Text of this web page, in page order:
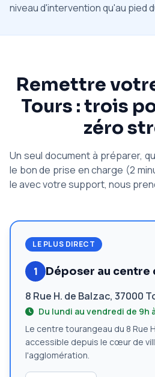
niveau d'intervention qu'au pied
Remettre
Tours : trois
zéro
Un seul document à préparer,
le bon de prise en charge (2
le avec votre support, nous
LE PLUS DIRECT
1
Déposer au centre
8 Rue H. de Balzac, 37000
Du lundi au vendredi de 9h
Le centre tourangeau du 8 Rue
accessible depuis le cœur de
l'agglomération.